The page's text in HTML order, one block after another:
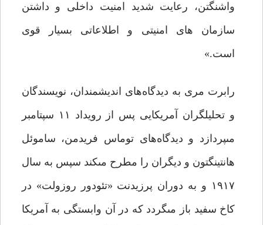
واشنگتن، رعایت شدید امنیت داخلى و داشتن
سازمان هاى امنیتى و اطلاعاتى بسیار قوى
است.»
رابرت مرى به دیدگاه‌هاى اندیشمندان، نویسندگان
و تحلیلگران آمریکایى پس از رویداد ۱۱ سپتامبر
مى‏پردازد و دیدگاه‌هاى توماس فریدمن، ساموئل
هانتینگتون و دیگران را مطرح مى‏کند سپس به سال
۱۹۱۷ و به دوران پرزیدنت «تئودور روزولت» در
کاخ سفید باز مى‏گردد که در آن وابستگى به آمریکا